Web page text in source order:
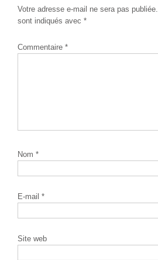
Votre adresse e-mail ne sera pas publiée.
sont indiqués avec *
Commentaire *
Nom *
E-mail *
Site web